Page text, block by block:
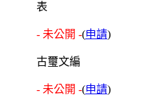
表
- 未公開 -(申請)
古璽文編
- 未公開 -(申請)